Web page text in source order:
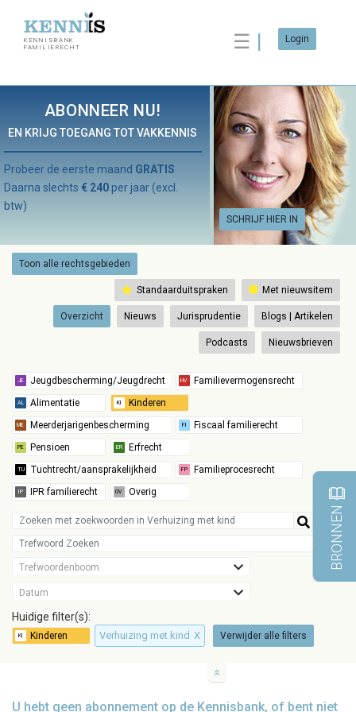
KENNISBANK
FAMILIERECHT
☰ Login
ABONNEER NU!
EN KRIJG TOEGANG TOT VAKKENNIS
SCHRIJF HIER IN
Probeer de eerste maand GRATIS
Daarna slechts € 240 per jaar (excl.
btw)
Toon alle rechtsgebieden
Standaarduitspraken Met nieuwsitem
Overzicht Nieuws Jurisprudentie Blogs | Artikelen
Podcasts Nieuwsbrieven
Trefwoordenboom
Datum
Huidige filter(s):
Verhuizing met kind X Verwijder alle filters
U hebt geen abonnement op de Kennisbank, of bent niet
BRONNEN